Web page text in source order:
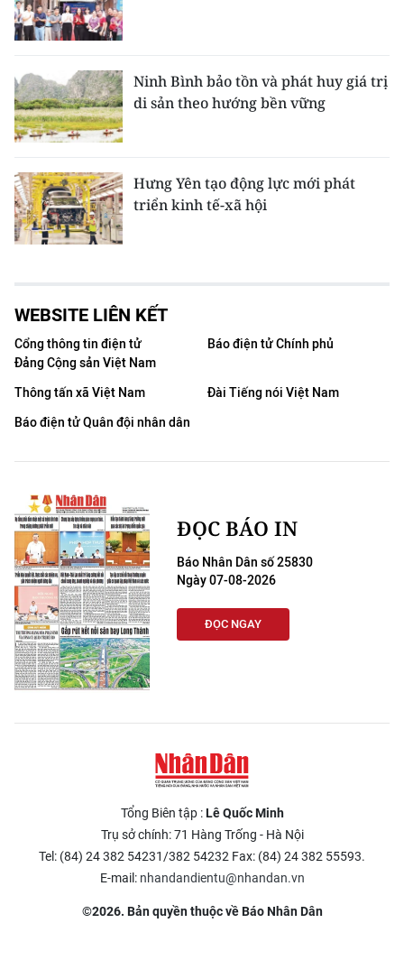
Ninh Bình bảo tồn và phát huy giá trị
di sản theo hướng bền vững
Hưng Yên tạo động lực mới phát
triển kinh tế-xã hội
WEBSITE LIÊN KẾT
Cổng thông tin điện tử
Đảng Cộng sản Việt Nam
Báo điện tử Chính phủ
Thông tấn xã Việt Nam
Đài Tiếng nói Việt Nam
Báo điện tử Quân đội nhân dân
ĐỌC BÁO IN
Báo Nhân Dân số 25830
Ngày 07-08-2026
ĐỌC NGAY
Tổng Biên tập :Lê Quốc Minh
Trụ sở chính: 71 Hàng Trống - Hà Nội
Tel: (84) 24 382 54231/382 54232 Fax: (84) 24 382 55593.
E-mail: nhandandientu@nhandan.vn
©2026. Bản quyền thuộc về Báo Nhân Dân